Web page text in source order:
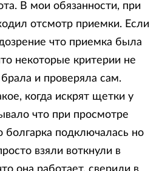
В мои обязанности, при
отсмотр приемки. Если
что приемка была
некоторые критерии не
и проверяла сам.
когда искрят щетки у
что при просмотре
болгарка подключалась но
взяли воткнули в